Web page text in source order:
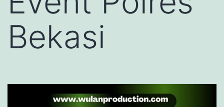
Bekasi